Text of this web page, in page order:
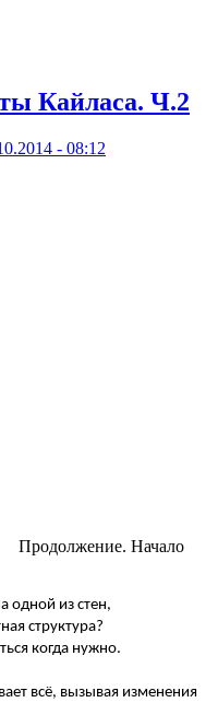
Кайласа. Ч.2
- 08:12
Продолжение. Начало
одной из стен,
структура?
когда нужно.
всё, вызывая изменения